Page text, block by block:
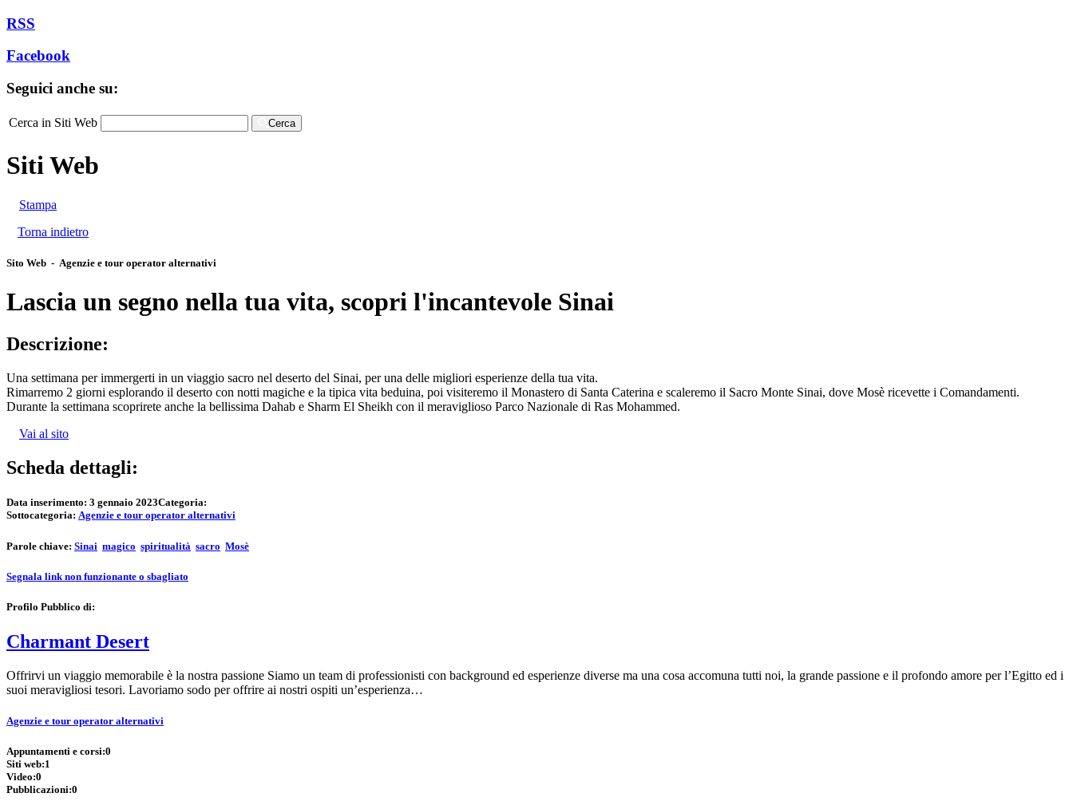
RSS
Facebook
Seguici anche su:
Cerca in Siti Web Cerca
Siti Web
Stampa
Torna indietro
Sito Web - Agenzie e tour operator alternativi
Lascia un segno nella tua vita, scopri l'incantevole Sinai
Descrizione:
Una settimana per immergerti in un viaggio sacro nel deserto del Sinai, per una delle migliori esperienze della tua vita.
Rimarremo 2 giorni esplorando il deserto con notti magiche e la tipica vita beduina, poi visiteremo il Monastero di Santa Caterina e scaleremo il Sacro Monte Sinai, dove Mosè ricevette i Comandamenti.
Durante la settimana scoprirete anche la bellissima Dahab e Sharm El Sheikh con il meraviglioso Parco Nazionale di Ras Mohammed.
Vai al sito
Scheda dettagli:
Data inserimento: 3 gennaio 2023Categoria:
Sottocategoria: Agenzie e tour operator alternativi
Parole chiave: Sinai magico spiritualità sacro Mosè
Segnala link non funzionante o sbagliato
Profilo Pubblico di:
Charmant Desert
Offrirvi un viaggio memorabile è la nostra passione Siamo un team di professionisti con background ed esperienze diverse ma una cosa accomuna tutti noi, la grande passione e il profondo amore per l’Egitto ed i
suoi meravigliosi tesori. Lavoriamo sodo per offrire ai nostri ospiti un’esperienza…
Agenzie e tour operator alternativi
Appuntamenti e corsi:0
Siti web:1
Video:0
Pubblicazioni:0